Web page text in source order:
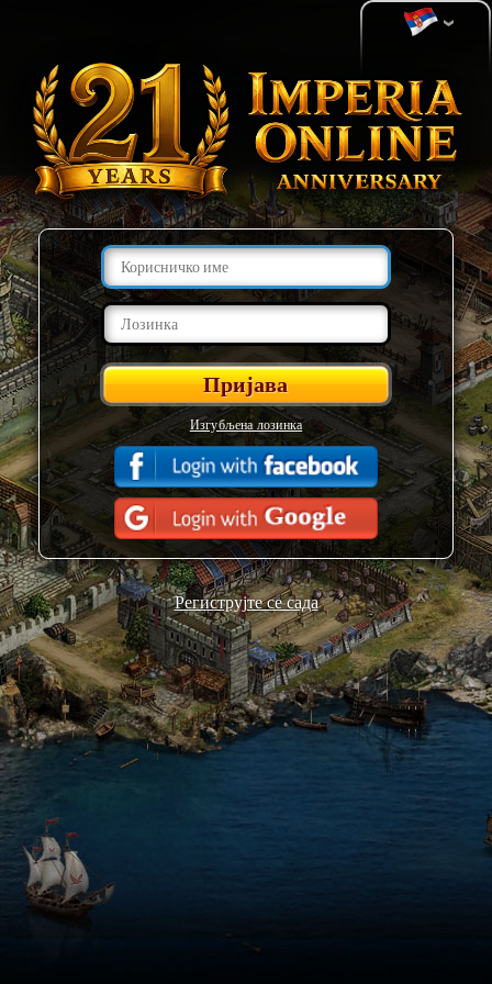
Изгубљена лозинка
Региструјте се сада